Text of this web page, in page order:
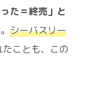
た＝終売」と
シーバスリー
ことも、この